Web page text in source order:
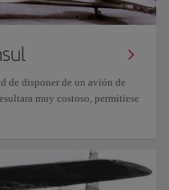
de disponer de un avión de
muy costoso, permitiese